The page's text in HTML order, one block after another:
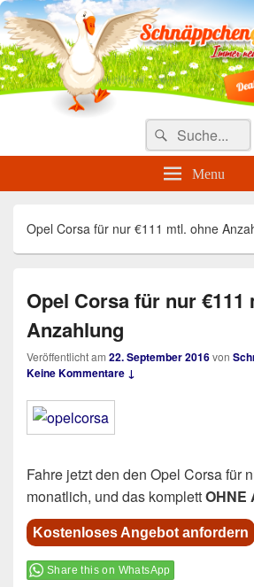
Täglich die besten
und
Search
for:
Suche
Menu
Opel Corsa für nur €111 mtl. ohne
Opel Corsa für nur €111
Anzahlung
Veröffentlicht am 22. September 2016von
Keine Kommentare ↓
Fahre jetzt den den Opel Corsa für
monatlich, und das komplettOHNE
Kostenloses Angebot anfordern
Share this on WhatsApp